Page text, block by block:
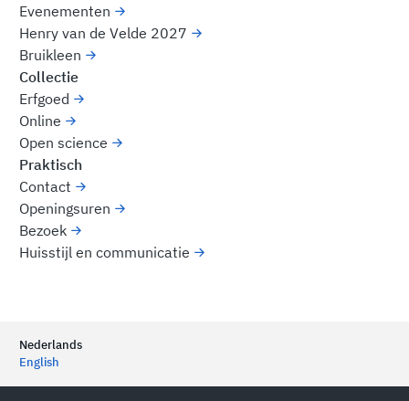
Evenementen
Henry van de Velde 2027
Bruikleen
Collectie
Erfgoed
Online
Open science
Praktisch
Contact
Openingsuren
Bezoek
Huisstijl en communicatie
Nederlands
English